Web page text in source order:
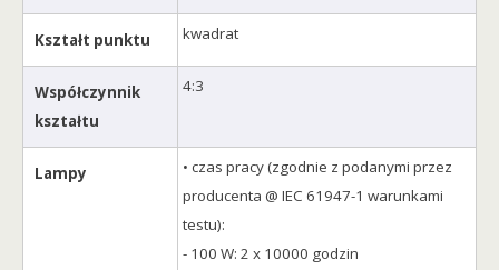
Kształt punktu kwadrat
Współczynnik
kształtu
4:3
Lampy
• czas pracy (zgodnie z podanymi przez
producenta @ IEC 61947-1 warunkami
testu):
- 100 W: 2 x 10000 godzin